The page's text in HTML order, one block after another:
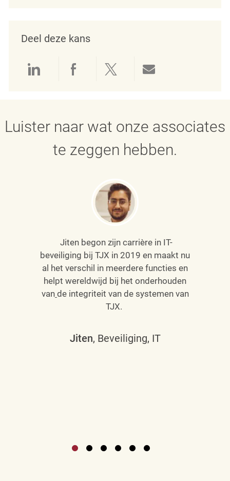
Deel deze kans
Delen via LinkedIn
Delen via Facebook
Delen via twitter
Luister naar wat onze associates
te zeggen hebben.
Jiten begon zijn carrière in IT-
beveiliging bij TJX in 2019 en maakt nu
al het verschil in meerdere functies en
helpt wereldwijd bij het onderhouden
van de integriteit van de systemen van
TJX.
Jiten, Beveiliging, IT